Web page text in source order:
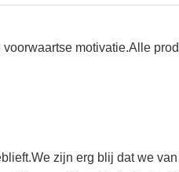
motivatie.Alle
zijn erg blij dat we